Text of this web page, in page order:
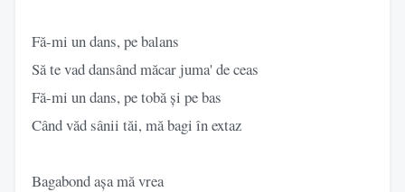
Fă-mi un dans, pe balans
Să te vad dansând măcar juma' de ceas
Fă-mi un dans, pe tobă și pe bas
Când văd sânii tăi, mă bagi în extaz
Bagabond așa mă vrea